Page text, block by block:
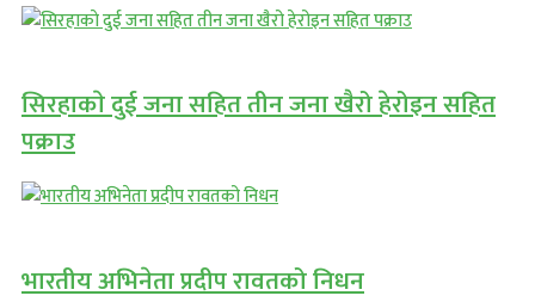
सिरहाकाे दुई जना सहित तीन जना खैरो हेरोइन सहित
पक्राउ
भारतीय अभिनेता प्रदीप रावतको निधन